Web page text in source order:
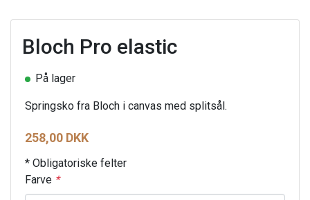
Bloch Pro elastic
På lager
Springsko fra Bloch i canvas med splitsål.
258,00 DKK
* Obligatoriske felter
Farve *